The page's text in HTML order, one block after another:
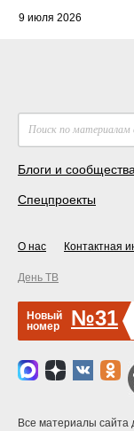
9 июля 2026
Блоги и сообщества
Спецпроекты
О нас Контактная
День ТВ
Новый
номер
№31
Все материалы сайта